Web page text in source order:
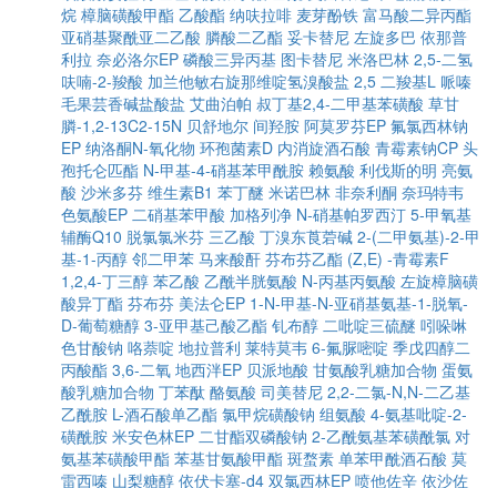
烷 樟脑磺酸甲酯 乙酸酯 纳呋拉啡 麦芽酚铁 富马酸二异丙酯
亚硝基聚酰亚二乙酸 膦酸二乙酯 妥卡替尼 左旋多巴 依那普
利拉 奈必洛尔EP 磷酸三异丙基 图卡替尼 米洛巴林 2,5-二氢
呋喃-2-羧酸 加兰他敏右旋那维啶氢溴酸盐 2,5 二羧基L 哌嗪
毛果芸香碱盐酸盐 艾曲泊帕 叔丁基2,4-二甲基苯磺酸 草甘
膦-1,2-13C2-15N 贝舒地尔 间羟胺 阿莫罗芬EP 氟氯西林钠
EP 纳洛酮N-氧化物 环孢菌素D 内消旋酒石酸 青霉素钠CP 头
孢托仑匹酯 N-甲基-4-硝基苯甲酰胺 赖氨酸 利伐斯的明 亮氨
酸 沙米多芬 维生素B1 苯丁醚 米诺巴林 非奈利酮 奈玛特韦
色氨酸EP 二硝基苯甲酸 加格列净 N-硝基帕罗西汀 5-甲氧基
辅酶Q10 脱氯氯米芬 三乙酸 丁溴东莨菪碱 2-(二甲氨基)-2-甲
基-1-丙醇 邻二甲苯 马来酸酐 芬布芬乙酯 (Z,E) -青霉素F
1,2,4-丁三醇 苯乙酸 乙酰半胱氨酸 N-丙基丙氨酸 左旋樟脑磺
酸异丁酯 芬布芬 美法仑EP 1-N-甲基-N-亚硝基氨基-1-脱氧-
D-葡萄糖醇 3-亚甲基己酸乙酯 钆布醇 二吡啶三硫醚 吲哚啉
色甘酸钠 咯萘啶 地拉普利 莱特莫韦 6-氟脲嘧啶 季戊四醇二
丙酸酯 3,6-二氧 地西泮EP 贝派地酸 甘氨酸乳糖加合物 蛋氨
酸乳糖加合物 丁苯酞 酪氨酸 司美替尼 2,2-二氯-N,N-二乙基
乙酰胺 L-酒石酸单乙酯 氯甲烷磺酸钠 组氨酸 4-氨基吡啶-2-
磺酰胺 米安色林EP 二甘酯双磷酸钠 2-乙酰氨基苯磺酰氯 对
氨基苯磺酸甲酯 苯基甘氨酸甲酯 斑蝥素 单苯甲酰酒石酸 莫
雷西嗪 山梨糖醇 依伏卡塞-d4 双氯西林EP 喷他佐辛 依沙佐